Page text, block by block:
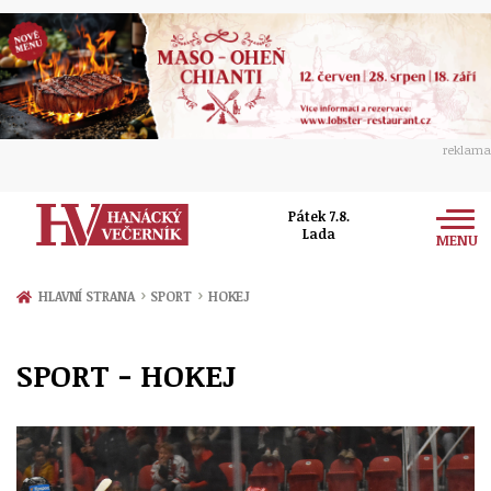
reklama
Pátek 7.8.
Lada
MENU
Zprávy
Přerov
Politika
Ekonomika
Kultura
Hudba
Společnost
Ženy
Sport
HLAVNÍ STRANA › SPORT › HOKEJ
SPORT - HOKEJ